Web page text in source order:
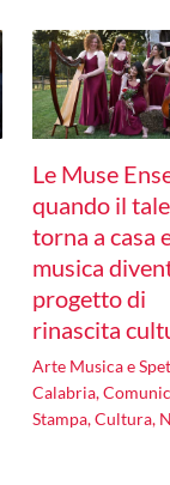
Le Muse
quando il
torna a casa
musica
progetto di
rinascita
Arte Musica e
Calabria,
Stampa,Cultura,